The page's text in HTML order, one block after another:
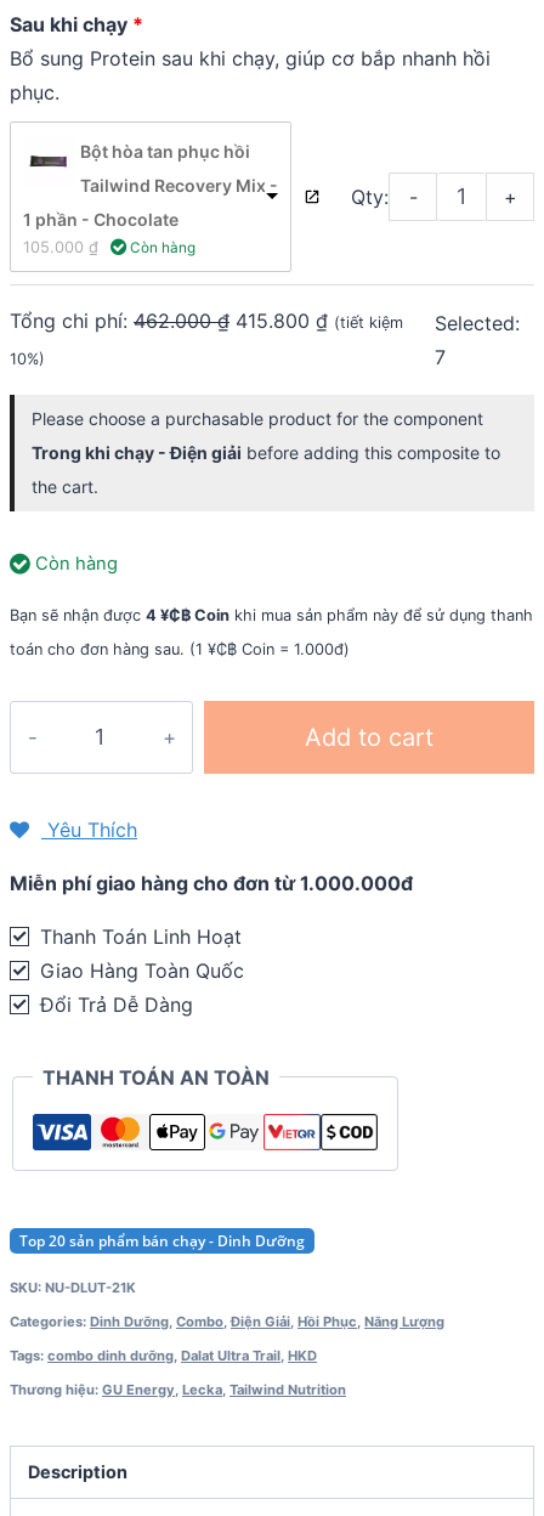
Sau khi chạy
Bổ sung Protein sau khi chạy, giúp cơ bắp nhanh hồi
phục.
Bột hòa tan phục hồi
Tailwind Recovery Mix -
1 phần - Chocolate
105.000 ₫ Còn hàng
Qty: - +
Tổng chi phí: 462.000₫ 415.800 ₫ (tiết kiệm
10%)
Selected:
7
Please choose a purchasable product for the component
Trong khi chạy - Điện giải before adding this composite to
the cart.
Còn hàng
Bạn sẽ nhận được 4 ¥₵฿ Coin khi mua sản phẩm này để sử dụng thanh
toán cho đơn hàng sau. (1 ¥₵฿ Coin = 1.000đ)
Dalat
Trail
-
21K
quantity
Add to cart
Yêu Thích
Miễn phí giao hàng cho đơn từ 1.000.000đ
Thanh Toán Linh Hoạt
Giao Hàng Toàn Quốc
Đổi Trả Dễ Dàng
THANH TOÁN AN TOÀN
Top 20 sản phẩm bán chạy - Dinh Dưỡng
SKU: NU-DLUT-21K
Categories: Dinh Dưỡng, Combo,Điện Giải, Hồi Phục, Năng Lượng
Tags: combo dinh dưỡng, Dalat Ultra Trail, HKD
Thương hiệu: GU Energy, Lecka, Tailwind Nutrition
Description